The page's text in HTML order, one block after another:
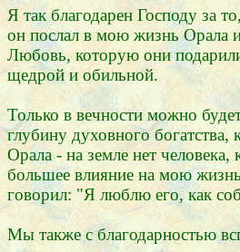
Я так благодарен Господу за
он послал в мою жизнь Орала
Любовь, которую они
щедрой и обильной.
Только в вечности можно
глубину духовного богатства,
Орала - на земле нет
большее влияние на мою
говорил: "Я люблю его, как
Мы также с благодарностью